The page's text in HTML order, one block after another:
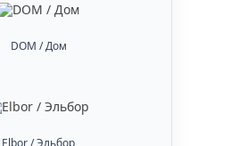
DOM / Дом
Elbor / Эльбор